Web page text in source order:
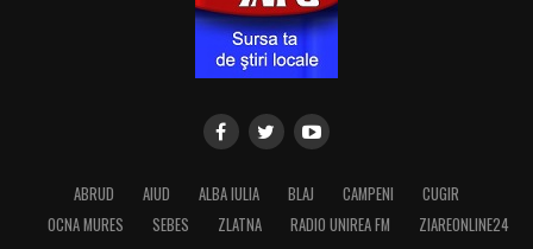
ABRUD AIUD ALBA IULIA BLAJ CAMPENI
CUGIR
OCNA MURES
SEBES ZLATNA RADIO UNIREA FM ZIAREONLINE24